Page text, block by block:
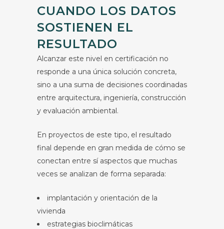
CUANDO LOS DATOS
SOSTIENEN EL
RESULTADO
Alcanzar este nivel en certificación no
responde a una única solución concreta,
sino a una suma de decisiones coordinadas
entre arquitectura, ingeniería, construcción
y evaluación ambiental.
En proyectos de este tipo, el resultado
final depende en gran medida de cómo se
conectan entre sí aspectos que muchas
veces se analizan de forma separada:
implantación y orientación de la
vivienda
estrategias bioclimáticas